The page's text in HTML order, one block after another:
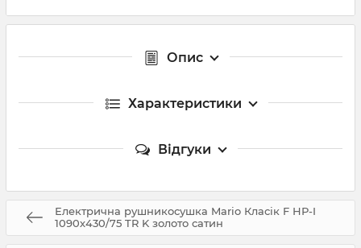
Опис
Характеристики
Відгуки
Електрична рушникосушка Mario Класік F НР-I
1090х430/75 TR K золото сатин